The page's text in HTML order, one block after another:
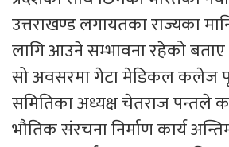
उत्तराखण्ड लगायतका राज्यका
लागि आउने सम्भावना रहेको बताए
सो अवसरमा गेटा मेडिकल कलेज
समितिका अध्यक्ष चेतराज
भौतिक संरचना निर्माण कार्य